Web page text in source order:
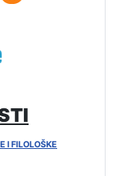
I FILOLOŠKE